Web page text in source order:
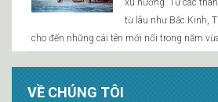
xu hướng. Từ các
từ lâu như Bắc Kinh,
cho đến những cái tên mới nổi trong năm
VỀ CHÚNG TÔI